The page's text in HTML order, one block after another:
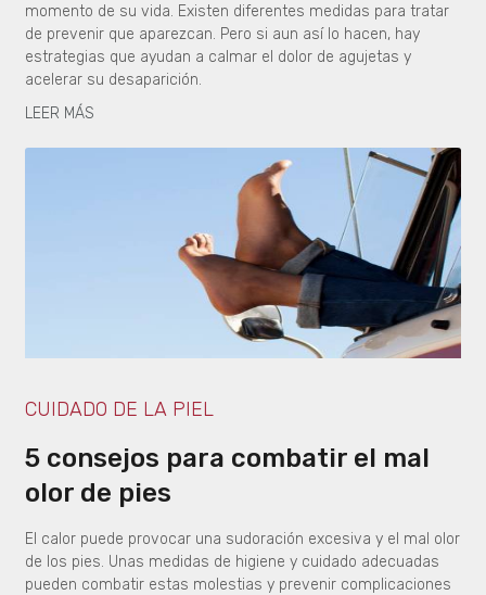
momento de su vida. Existen diferentes medidas para tratar
de prevenir que aparezcan. Pero si aun así lo hacen, hay
estrategias que ayudan a calmar el dolor de agujetas y
acelerar su desaparición.
LEER MÁS
CUIDADO DE LA PIEL
5 consejos para combatir el mal
olor de pies
El calor puede provocar una sudoración excesiva y el mal olor
de los pies. Unas medidas de higiene y cuidado adecuadas
pueden combatir estas molestias y prevenir complicaciones